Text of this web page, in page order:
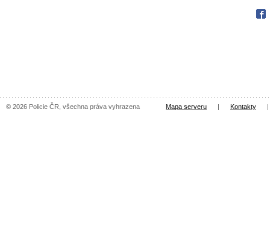
© 2026 Policie ČR, všechna práva vyhrazena Mapa serveru | Kontakty |